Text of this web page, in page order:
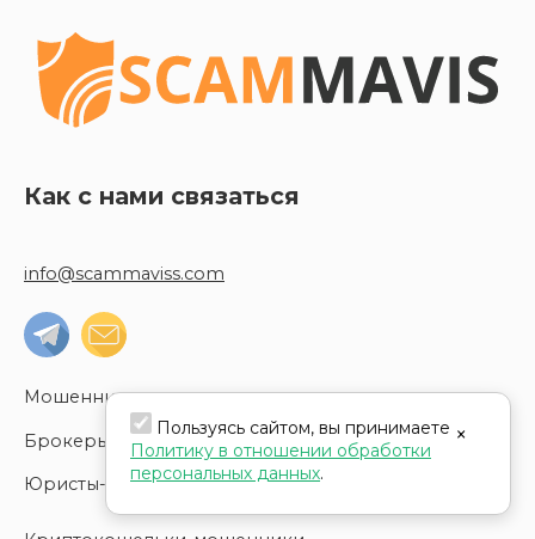
Как с нами связаться
info@scammaviss.com
Мошенники
Брокеры-мошенники
Юристы-мошенники
×
Пользуясь сайтом, вы принимаете
Политику в отношении обработки
персональных данных.